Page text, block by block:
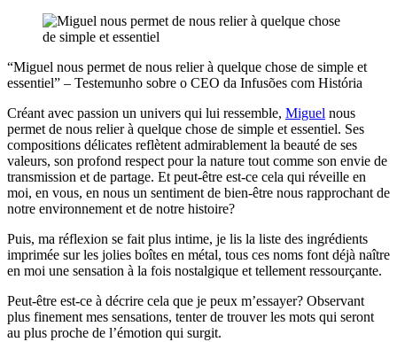
“Miguel nous permet de nous relier à quelque chose de simple et
essentiel” – Testemunho sobre o CEO da Infusões com História
Créant avec passion un univers qui lui ressemble, Miguel nous
permet de nous relier à quelque chose de simple et essentiel. Ses
compositions délicates reflètent admirablement la beauté de ses
valeurs, son profond respect pour la nature tout comme son envie de
transmission et de partage. Et peut-être est-ce cela qui réveille en
moi, en vous, en nous un sentiment de bien-être nous rapprochant de
notre environnement et de notre histoire?
Puis, ma réflexion se fait plus intime, je lis la liste des ingrédients
imprimée sur les jolies boîtes en métal, tous ces noms font déjà naître
en moi une sensation à la fois nostalgique et tellement ressourçante.
Peut-être est-ce à décrire cela que je peux m’essayer? Observant
plus finement mes sensations, tenter de trouver les mots qui seront
au plus proche de l’émotion qui surgit.